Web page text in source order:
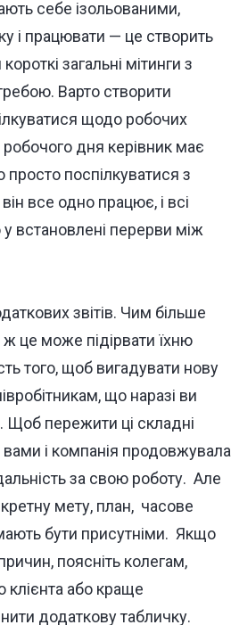
себе ізольованими,
і працювати — це створить
загальні мітинги з
Варто створити
щодо робочих
дня керівник має
поспілкуватися з
все одно працює, і всі
у встановлені перерви між
звітів. Чим більше
ж це може підірвати їхню
того, щоб вигадувати нову
що наразі ви
пережити ці складні
і компанія продовжувала
за свою роботу. Але
мету, план, часове
бути присутніми. Якщо
поясніть колегам,
або краще
додаткову табличку.